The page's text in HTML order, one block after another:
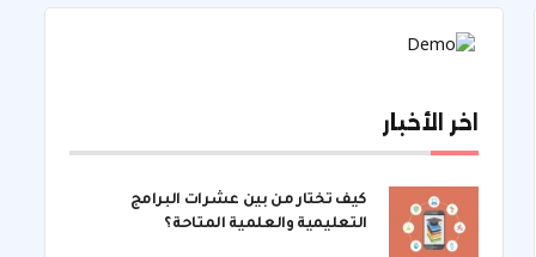
اخر الأخبار
كيف تختار من بين عشرات البرامج
التعليمية والعلمية المتاحة؟